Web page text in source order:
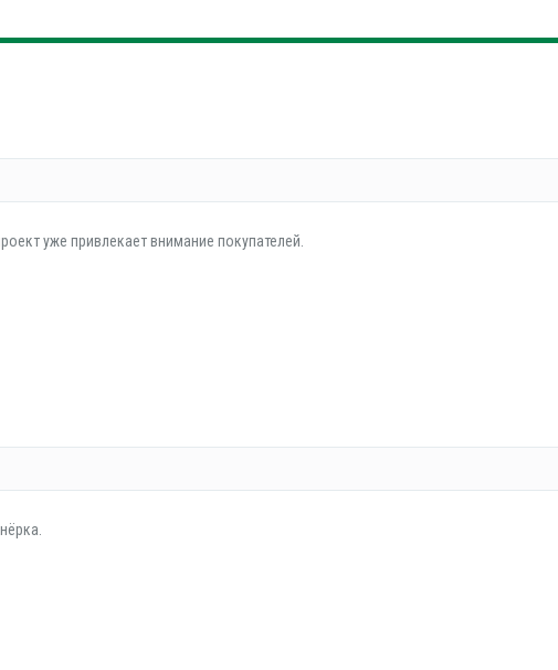
уже привлекает внимание покупателей.